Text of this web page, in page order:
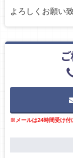
よろしくお願い
※メールは24時間受け付